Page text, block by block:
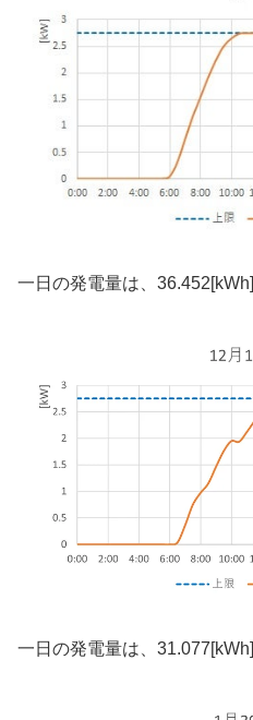
一日の発電量は、36.452[kWh]
一日の発電量は、31.077[kWh]